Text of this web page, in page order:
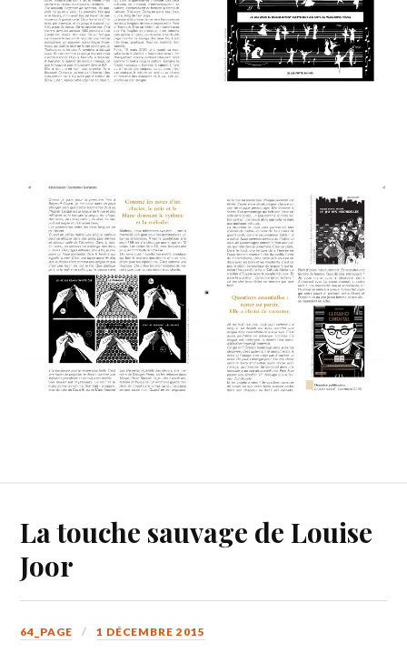
La touche sauvage de Louise
Joor
64_PAGE 1 DÉCEMBRE 2015